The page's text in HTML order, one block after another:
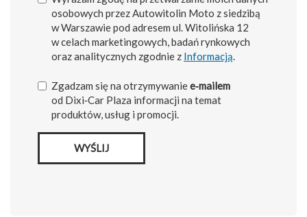
osobowych przez Autowitolin Moto z siedzibą
w Warszawie pod adresem ul. Witolińska 12
w celach marketingowych, badań rynkowych
oraz analitycznych zgodnie z Informacją.
Zgadzam się na otrzymywaniee‑mailem
od Dixi‑Car Plaza informacji na temat
produktów, usług i promocji.
WYŚLIJ